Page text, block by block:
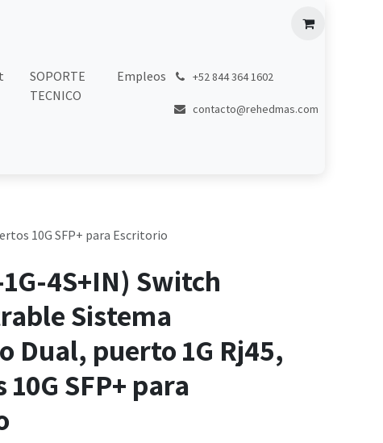
SOPORTE
TECNICO
Empleos +52 844 364 1602
contacto@rehedmas.com
10G SFP+ para Escritorio
4S+IN) Switch
Sistema
Dual, puerto 1G Rj45,
SFP+ para